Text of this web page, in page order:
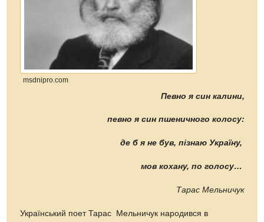
msdnipro.com
Певно я син калини,
певно я син пшеничного колосу:
де б я не був, пізнаю Україну,
мов кохану, по голосу…
Тарас Мельничук
Український поет Тарас Мельничук народився в